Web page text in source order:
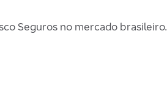
Seguros no mercado brasileiro.